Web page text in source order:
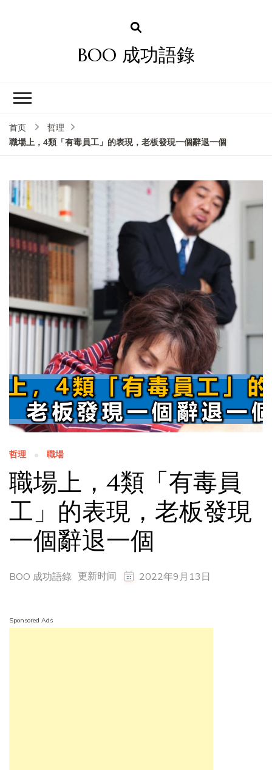
BOO 成功語錄
首页
哲理
職場上，4類「有毒員工」的表現，老板發現一個辭退一個
哲理 職場
職場上，4類「有毒員
工」的表現，老板發現
一個辭退一個
BOO 成功語錄 更新时间 2022年9月13日
Sponsored Ads